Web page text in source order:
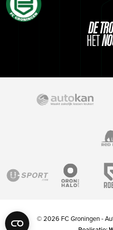
DE
HET
© 2026 FC Groningen -